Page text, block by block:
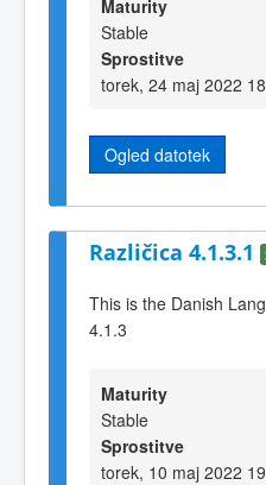
Maturity
Stable
Sprostitve
torek, 24 maj 2022
Ogled datotek
Različica 4.1.3.1
This is the Danish
4.1.3
Maturity
Stable
Sprostitve
torek, 10 maj 2022